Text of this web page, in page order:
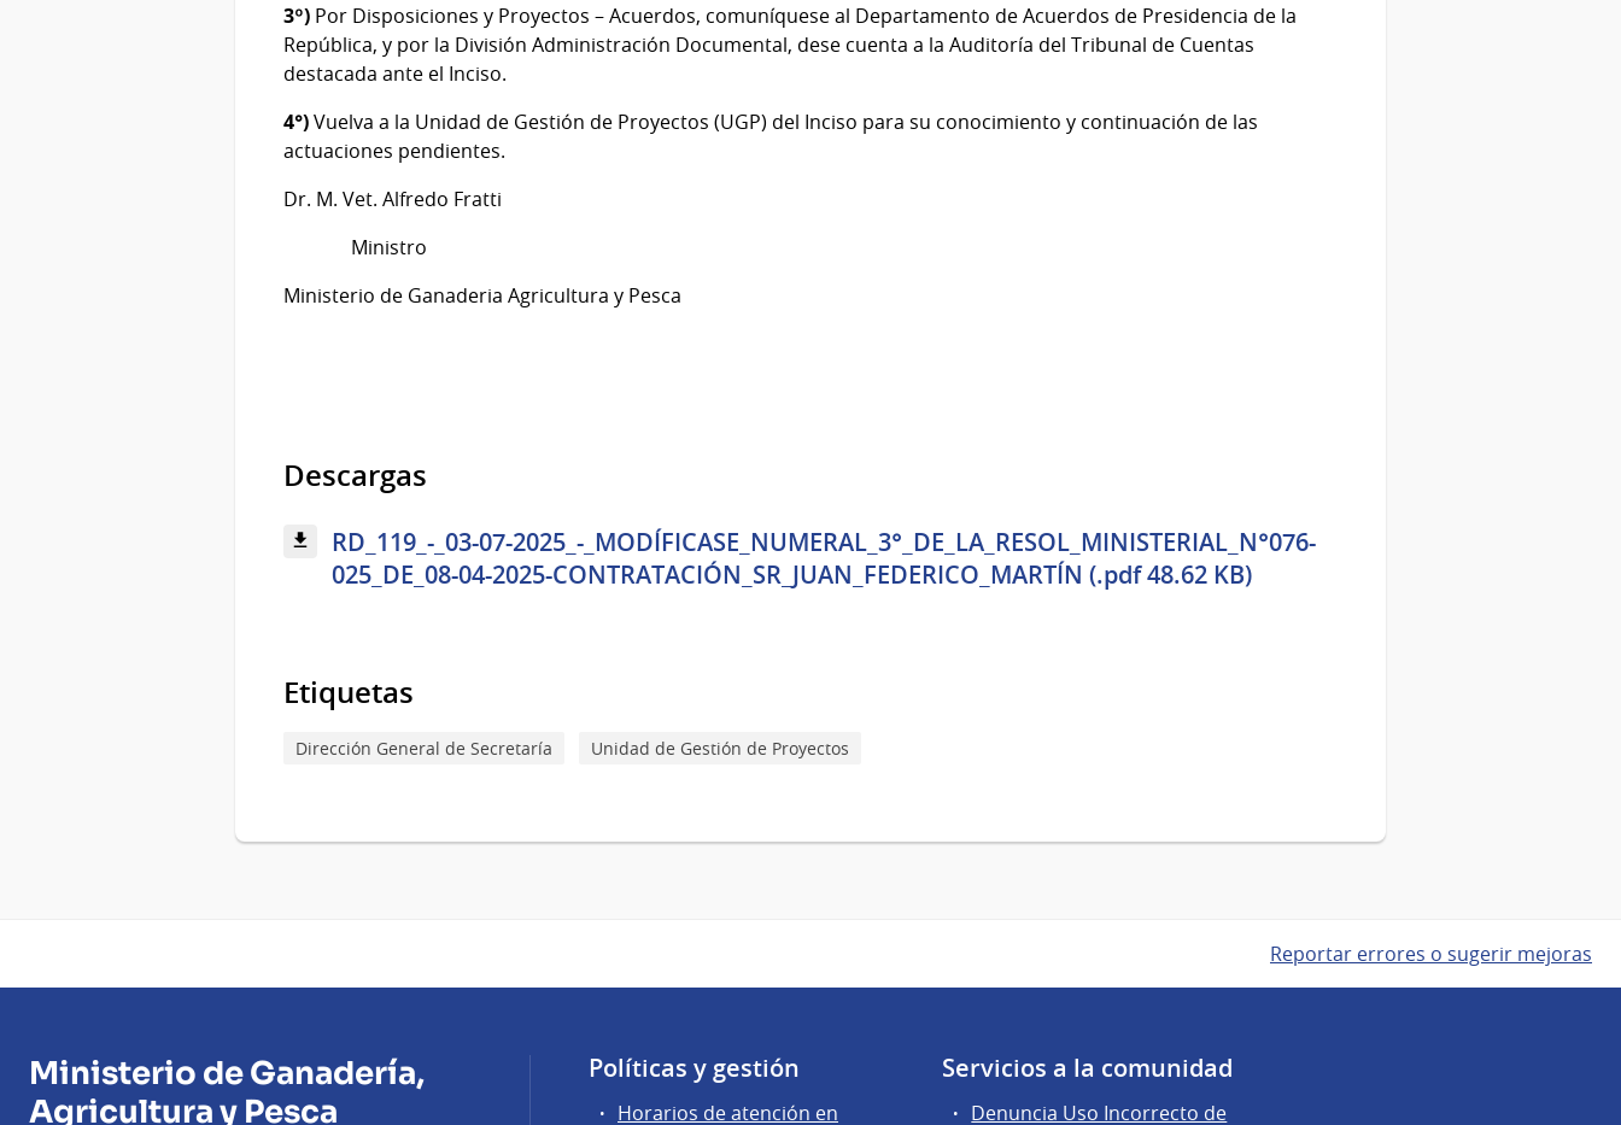
3º) Por Disposiciones y Proyectos – Acuerdos, comuníquese al Departamento de Acuerdos de Presidencia de la
República, y por la División Administración Documental, dese cuenta a la Auditoría del Tribunal de Cuentas
destacada ante el Inciso.
4°)Vuelva a la Unidad de Gestión de Proyectos (UGP) del Inciso para su conocimiento y continuación de las
actuaciones pendientes.
Dr. M. Vet. Alfredo Fratti
Ministro
Ministerio de Ganaderia Agricultura y Pesca
Descargas
RD_119_-_03-07-2025_-_MODÍFICASE_NUMERAL_3°_DE_LA_RESOL_MINISTERIAL_N°076-
025_DE_08-04-2025-CONTRATACIÓN_SR_JUAN_FEDERICO_MARTÍN (.pdf 48.62 KB)
Etiquetas
Dirección General de Secretaría Unidad de Gestión de Proyectos
Reportar errores o sugerir mejoras
Ministerio de Ganadería,
Agricultura y Pesca
Políticas y gestión
Horarios de atención en
Servicios a la comunidad
Denuncia Uso Incorrecto de